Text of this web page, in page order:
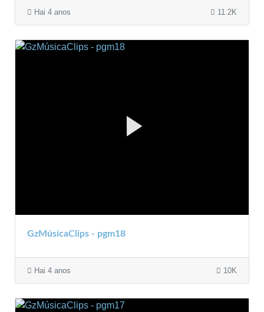
Hai 4 anos 11.2K
GzMúsicaClips - pgm18
Hai 4 anos 10K